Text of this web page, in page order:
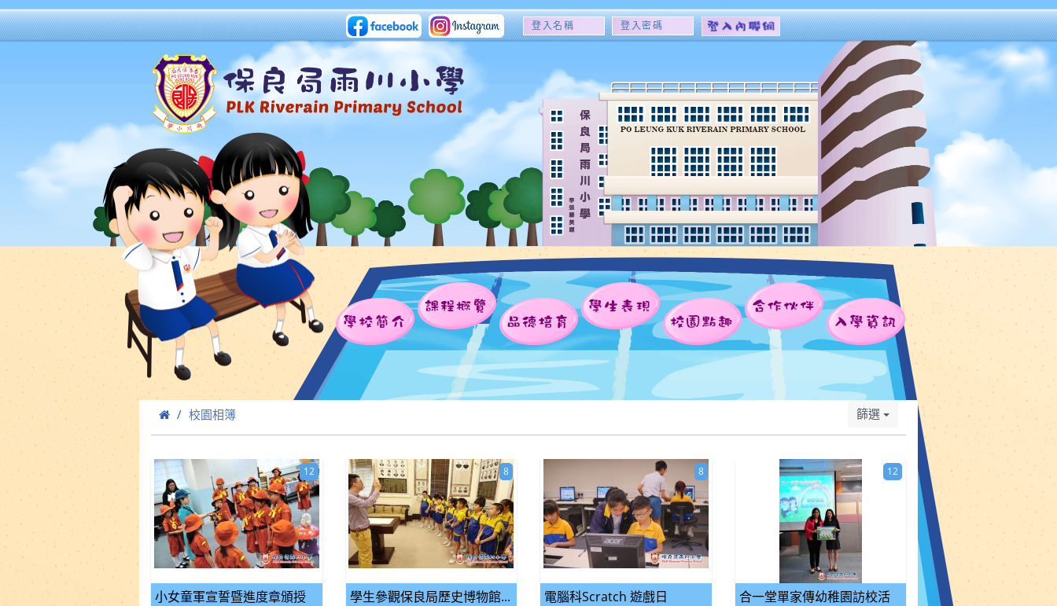
登
名
稱
登
密
碼
學校簡介
課程概覽
品德培育
學生表現
校園點趣
合作伙伴
入學資訊
校園相簿 篩選
小女童軍宣誓暨進度章頒授
12
學生參觀保良局歷史博物館...
8
電腦科Scratch 遊戲日
8
合一堂單家傳幼稚園訪校活
12